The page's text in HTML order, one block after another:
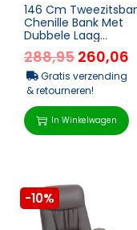
146 Cm
Chenille Bank Met
Dubbele Laag
Bekleding,
Verenkussens, Diepe
Zit, Hoge Rugleun...
288,95 260,06
Gratis verzending
& retourneren!
In Winkelwagen
-10%